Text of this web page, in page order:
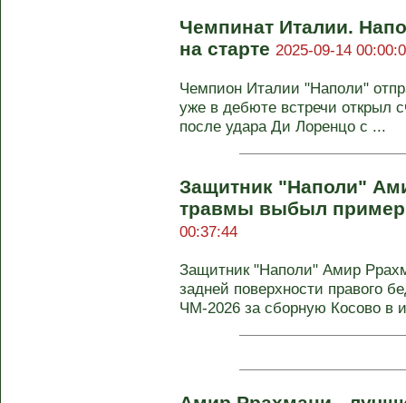
Чемпинат Италии.
на старте 2025-09-14
Чемпион Италии "Наполи"
уже в дебюте встречи открыл
после удара Ди Лоренцо с ...
Защитник "Наполи"
травмы выбыл
00:37:44
Защитник "Наполи" Амир
задней поверхности правого
ЧМ-2026 за сборную Косово в